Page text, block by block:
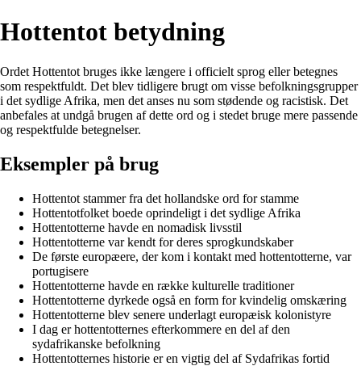
Hottentot betydning
Ordet Hottentot bruges ikke længere i officielt sprog eller betegnes
som respektfuldt. Det blev tidligere brugt om visse befolkningsgrupper
i det sydlige Afrika, men det anses nu som stødende og racistisk. Det
anbefales at undgå brugen af dette ord og i stedet bruge mere passende
og respektfulde betegnelser.
Eksempler på brug
Hottentot stammer fra det hollandske ord for stamme
Hottentotfolket boede oprindeligt i det sydlige Afrika
Hottentotterne havde en nomadisk livsstil
Hottentotterne var kendt for deres sprogkundskaber
De første europæere, der kom i kontakt med hottentotterne, var
portugisere
Hottentotterne havde en række kulturelle traditioner
Hottentotterne dyrkede også en form for kvindelig omskæring
Hottentotterne blev senere underlagt europæisk kolonistyre
I dag er hottentotternes efterkommere en del af den
sydafrikanske befolkning
Hottentotternes historie er en vigtig del af Sydafrikas fortid